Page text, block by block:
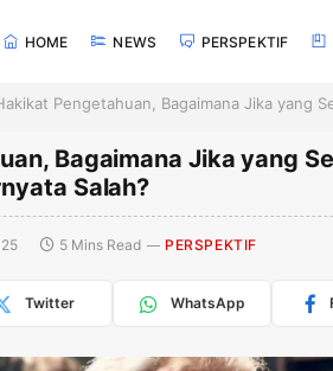
HOME NEWS PERSPEKTIF
Pengetahuan, Bagaimana Jika yang
Bagaimana Jika yang
Salah?
5 Mins Read PERSPEKTIF
Twitter WhatsApp